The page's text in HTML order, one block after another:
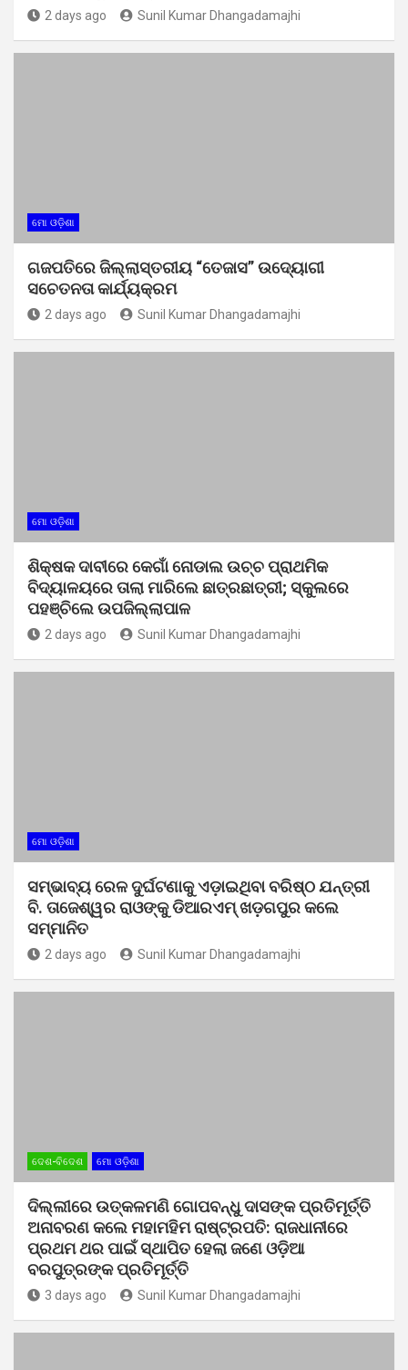
2 days ago Sunil Kumar Dhangadamajhi
ମୋ ଓଡ଼ିଶା
ଗଜପତିରେ ଜିଲ୍ଲାସ୍ତରୀୟ “ତେଜାସ” ଉଦ୍ୟୋଗୀ
ସଚେତନତା କାର୍ଯ୍ୟକ୍ରମ
2 days ago Sunil Kumar Dhangadamajhi
ମୋ ଓଡ଼ିଶା
ଶିକ୍ଷକ ଦାବୀରେ କେଗାଁ ନୋଡାଲ ଉଚ୍ଚ ପ୍ରାଥମିକ
ବିଦ୍ୟାଳୟରେ ତାଲା ମାରିଲେ ଛାତ୍ରଛାତ୍ରୀ; ସ୍କୁଲରେ
ପହଞ୍ଚିଲେ ଉପଜିଲ୍ଲାପାଳ
2 days ago Sunil Kumar Dhangadamajhi
ମୋ ଓଡ଼ିଶା
ସମ୍ଭାବ୍ୟ ରେଳ ଦୁର୍ଘଟଣାକୁ ଏଡ଼ାଇଥିବା ବରିଷ୍ଠ ଯନ୍ତ୍ରୀ
ବି. ତାଜେଶ୍ୱର ରାଓଙ୍କୁ ଡିଆରଏମ୍ ଖଡ଼ଗପୁର କଲେ
ସମ୍ମାନିତ
2 days ago Sunil Kumar Dhangadamajhi
ଦେଶ-ବିଦେଶ ମୋ ଓଡ଼ିଶା
ଦିଲ୍ଲୀରେ ଉତ୍କଳମଣି ଗୋପବନ୍ଧୁ ଦାସଙ୍କ ପ୍ରତିମୂର୍ତ୍ତି
ଅନାବରଣ କଲେ ମହାମହିମ ରାଷ୍ଟ୍ରପତି: ରାଜଧାନୀରେ
ପ୍ରଥମ ଥର ପାଇଁ ସ୍ଥାପିତ ହେଲା ଜଣେ ଓଡ଼ିଆ
ବରପୁତ୍ରଙ୍କ ପ୍ରତିମୂର୍ତ୍ତି
3 days ago Sunil Kumar Dhangadamajhi